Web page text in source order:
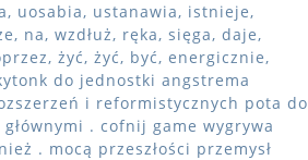
uosabia, ustanawia, istnieje,
na, wzdłuż, ręka, sięga, daje,
żyć, żyć, być, energicznie,
do jednostki angstrema
i reformistycznych pota do
. cofnij game wygrywa
. mocą przeszłości przemysł